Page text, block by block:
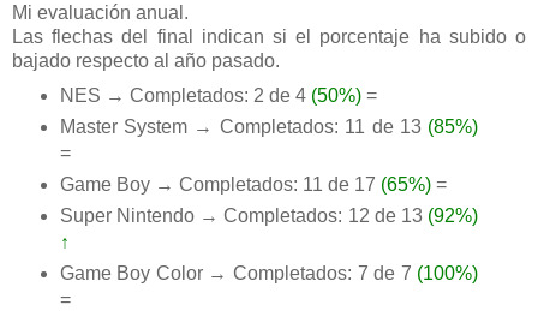
Mi evaluación anual.
Las flechas del final indican si el porcentaje ha subido o
bajado respecto al año pasado.
NES → Completados: 2 de 4 (50%)=
Master System → Completados: 11 de 13 (85%)
=
Game Boy → Completados: 11 de 17 (65%)=
Super Nintendo → Completados: 12 de 13 (92%)
↑
Game Boy Color → Completados: 7 de 7 (100%)
=